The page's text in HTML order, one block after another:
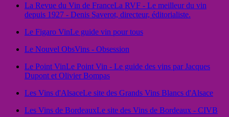
La Revue du Vin de FranceLa RVF - Le meilleur du vin
depuis 1927 - Denis Saverot, directeur, éditorialiste.
Le Figaro VinLe guide vin pour tous
Le Nouvel ObsVins - Obsession
Le Point VinLe Point Vin - Le guide des vins par Jacques
Dupont et Olivier Bompas
Les Vins d'AlsaceLe site des Grands Vins Blancs d'Alsace
Les Vins de BordeauxLe site des Vins de Bordeaux - CIVB